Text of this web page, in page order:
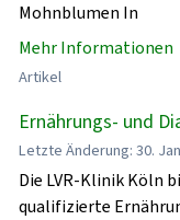
Mohnblumen In
Mehr Informationen
Artikel
Ernährungs- und
Letzte Änderung: 30.
Die LVR-Klinik Köln
qualifizierte